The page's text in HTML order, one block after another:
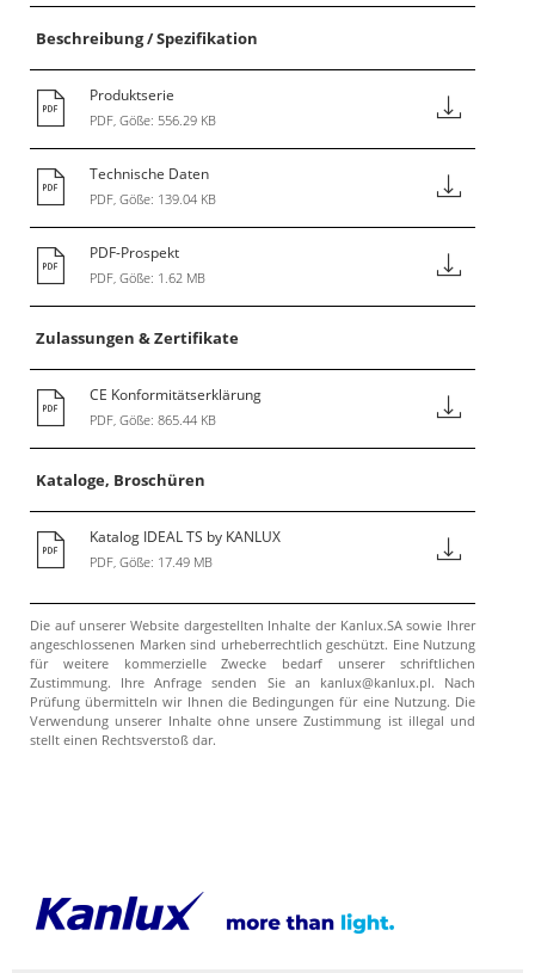
Beschreibung / Spezifikation
Produktserie
PDF, Göße: 556.29 KB
Technische Daten
PDF, Göße: 139.04 KB
PDF-Prospekt
PDF, Göße: 1.62 MB
Zulassungen & Zertifikate
CE Konformitätserklärung
PDF, Göße: 865.44 KB
Kataloge, Broschüren
Katalog IDEAL TS by KANLUX
PDF, Göße: 17.49 MB
Die auf unserer Website dargestellten Inhalte der Kanlux.SA sowie Ihrer
angeschlossenen Marken sind urheberrechtlich geschützt. Eine Nutzung
für weitere kommerzielle Zwecke bedarf unserer schriftlichen
Zustimmung. Ihre Anfrage senden Sie an kanlux@kanlux.pl. Nach
Prüfung übermitteln wir Ihnen die Bedingungen für eine Nutzung. Die
Verwendung unserer Inhalte ohne unsere Zustimmung ist illegal und
stellt einen Rechtsverstoß dar.